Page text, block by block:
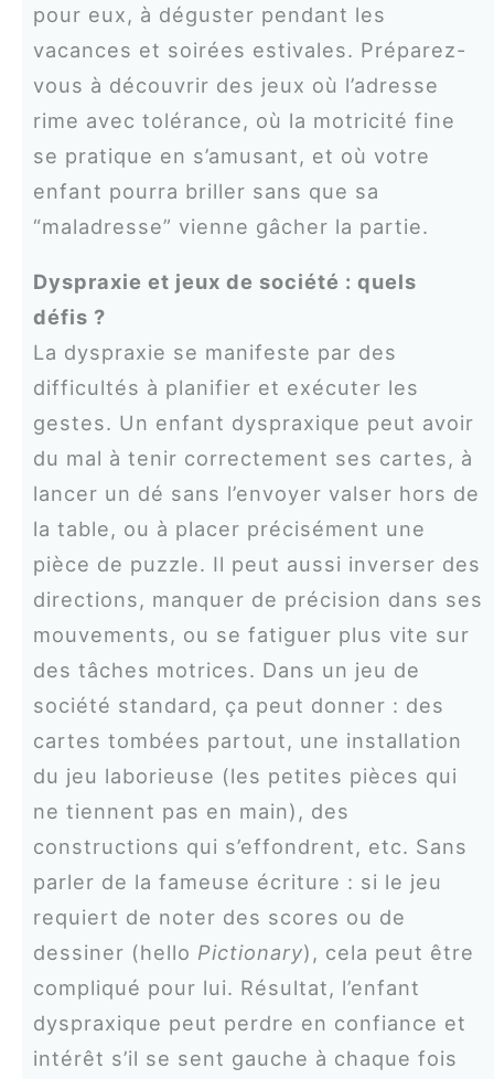
pour eux, à déguster pendant les
vacances et soirées estivales. Préparez-
vous à découvrir des jeux où l’adresse
rime avec tolérance, où la motricité fine
se pratique en s’amusant, et où votre
enfant pourra briller sans que sa
“maladresse” vienne gâcher la partie.
Dyspraxie et jeux de société : quels
défis ?
La dyspraxie se manifeste par des
difficultés à planifier et exécuter les
gestes. Un enfant dyspraxique peut avoir
du mal à tenir correctement ses cartes, à
lancer un dé sans l’envoyer valser hors de
la table, ou à placer précisément une
pièce de puzzle. Il peut aussi inverser des
directions, manquer de précision dans ses
mouvements, ou se fatiguer plus vite sur
des tâches motrices. Dans un jeu de
société standard, ça peut donner : des
cartes tombées partout, une installation
du jeu laborieuse (les petites pièces qui
ne tiennent pas en main), des
constructions qui s’effondrent, etc. Sans
parler de la fameuse écriture : si le jeu
requiert de noter des scores ou de
dessiner (hello Pictionary), cela peut être
compliqué pour lui. Résultat, l’enfant
dyspraxique peut perdre en confiance et
intérêt s’il se sent gauche à chaque fois